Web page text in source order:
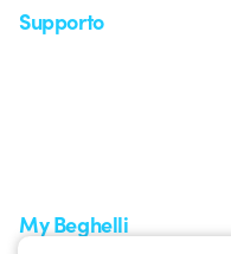
Supporto
My Beghelli